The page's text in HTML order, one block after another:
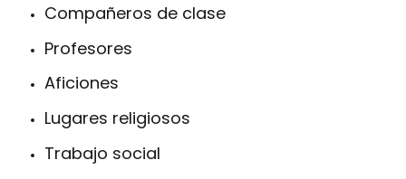
Compañeros de clase
Profesores
Aficiones
Lugares religiosos
Trabajo social